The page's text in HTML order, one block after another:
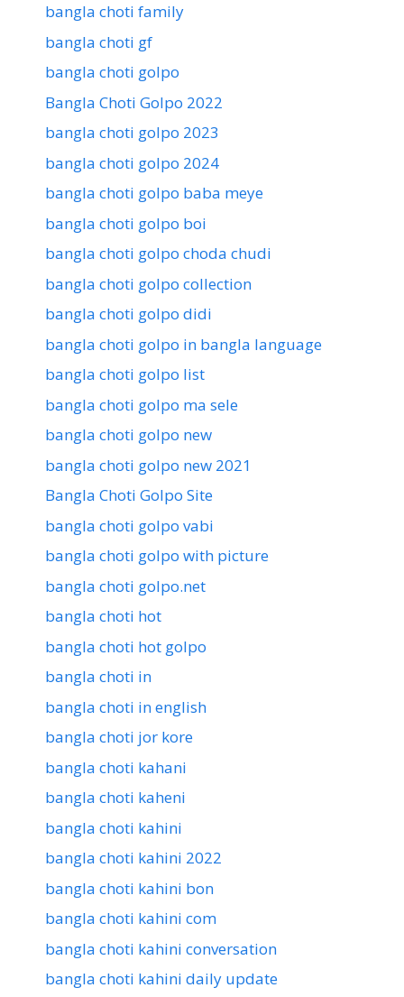
bangla choti family
bangla choti gf
bangla choti golpo
Bangla Choti Golpo 2022
bangla choti golpo 2023
bangla choti golpo 2024
bangla choti golpo baba meye
bangla choti golpo boi
bangla choti golpo choda chudi
bangla choti golpo collection
bangla choti golpo didi
bangla choti golpo in bangla language
bangla choti golpo list
bangla choti golpo ma sele
bangla choti golpo new
bangla choti golpo new 2021
Bangla Choti Golpo Site
bangla choti golpo vabi
bangla choti golpo with picture
bangla choti golpo.net
bangla choti hot
bangla choti hot golpo
bangla choti in
bangla choti in english
bangla choti jor kore
bangla choti kahani
bangla choti kaheni
bangla choti kahini
bangla choti kahini 2022
bangla choti kahini bon
bangla choti kahini com
bangla choti kahini conversation
bangla choti kahini daily update